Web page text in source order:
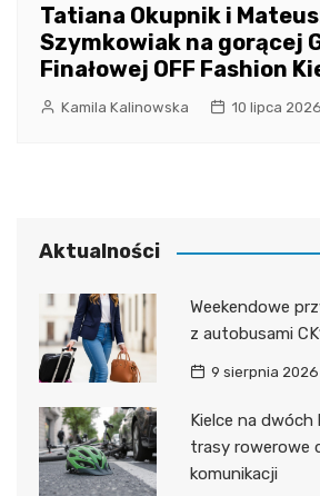
Tatiana Okupnik i
Szymkowiak na gorącej
Finałowej OFF Fashion
Kamila Kalinowska 10 lipca 2026
Aktualności
Weekendowe
z autobusami
9 sierpnia 2026
Kielce na dwóch
trasy rowerowe
komunikacji